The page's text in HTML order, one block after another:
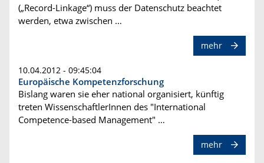
(„Record-Linkage“) muss der Datenschutz beachtet
werden, etwa zwischen …
mehr
10.04.2012 - 09:45:04
Europäische Kompetenzforschung
Bislang waren sie eher national organisiert, künftig
treten WissenschaftlerInnen des "International
Competence-based Management" …
mehr